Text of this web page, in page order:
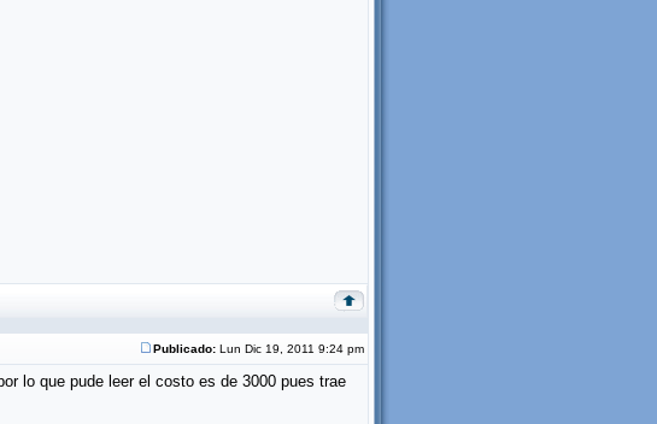
Publicado: Lun Dic 19, 2011 9:24 pm
lo que pude leer el costo es de 3000 pues trae